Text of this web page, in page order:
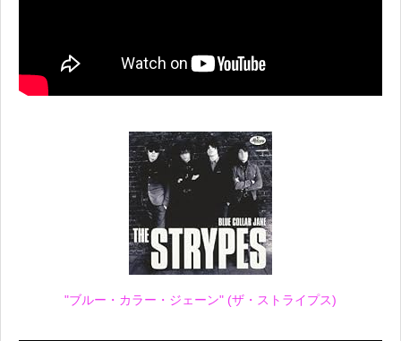
"ブルー・カラー・ジェーン" (ザ・ストライプス)